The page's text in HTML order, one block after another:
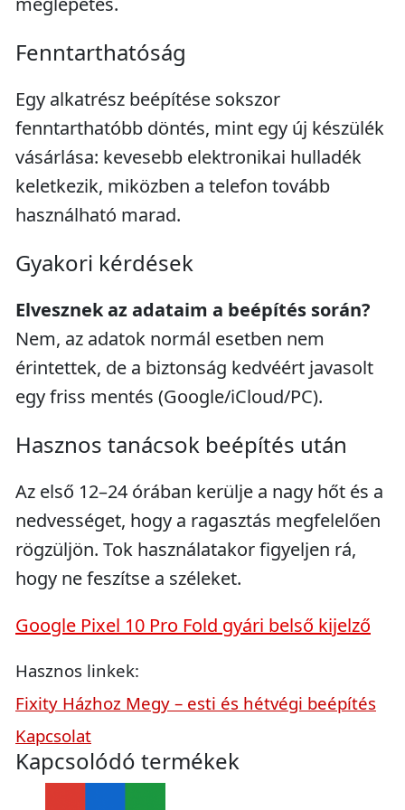
Fenntarthatóság
Egy alkatrész beépítése sokszor
fenntarthatóbb döntés, mint egy új készülék
vásárlása: kevesebb elektronikai hulladék
keletkezik, miközben a telefon tovább
használható marad.
Gyakori kérdések
Elvesznek az adataim a beépítés során?
Nem, az adatok normál esetben nem
érintettek, de a biztonság kedvéért javasolt
egy friss mentés (Google/iCloud/PC).
Hasznos tanácsok beépítés után
Az első 12–24 órában kerülje a nagy hőt és a
nedvességet, hogy a ragasztás megfelelően
rögzüljön. Tok használatakor figyeljen rá,
hogy ne feszítse a széleket.
Google Pixel 10 Pro Fold gyári belső kijelző
Hasznos linkek:
Fixity Házhoz Megy – esti és hétvégi beépítés
Kapcsolat
Kapcsolódó termékek